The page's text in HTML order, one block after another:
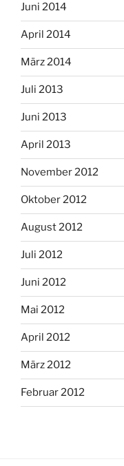
Juni 2014
April 2014
März 2014
Juli 2013
Juni 2013
April 2013
November 2012
Oktober 2012
August 2012
Juli 2012
Juni 2012
Mai 2012
April 2012
März 2012
Februar 2012